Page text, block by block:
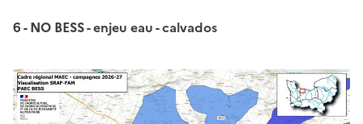
6 - NO BESS - enjeu eau - calvados